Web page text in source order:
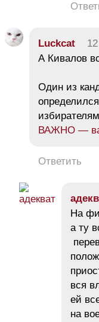
Luckcat
А Кивалов
Один из
ВАЖНО —
Ответить
На
а ту
вся
ей
на